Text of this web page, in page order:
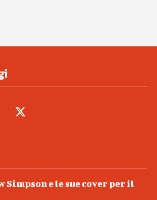
Simpson e le sue cover per il